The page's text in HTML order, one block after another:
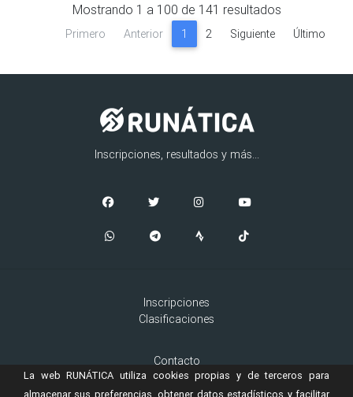
Mostrando 1 a 100 de 141 resultados
Primero Anterior 1 2 Siguiente Último
Inscripciones, resultados y más...
Inscripciones
Clasificaciones
Contacto
Aviso Legal
Cookies
La web RUNÁTICA utiliza cookies propias y de terceros para